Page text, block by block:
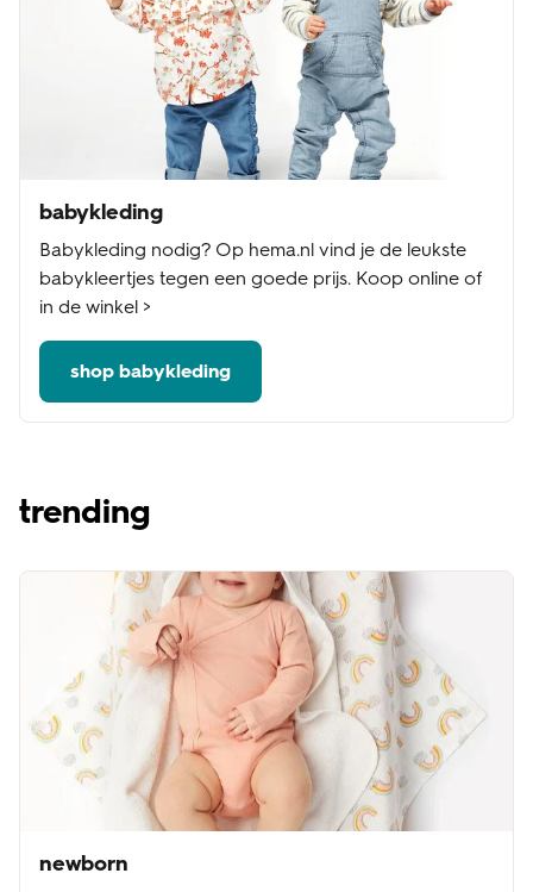
babykleding
Babykleding nodig? Op hema.nl vind je de leukste
babykleertjes tegen een goede prijs. Koop online of
in de winkel >
shop babykleding
trending
newborn